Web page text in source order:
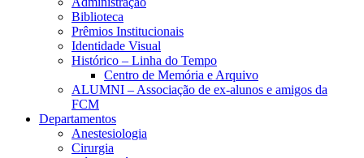
Biblioteca
Prêmios Institucionais
Identidade Visual
Histórico – Linha do Tempo
Centro de Memória e Arquivo
ALUMNI – Associação de ex-alunos e amigos da
FCM
Departamentos
Anestesiologia
Cirurgia